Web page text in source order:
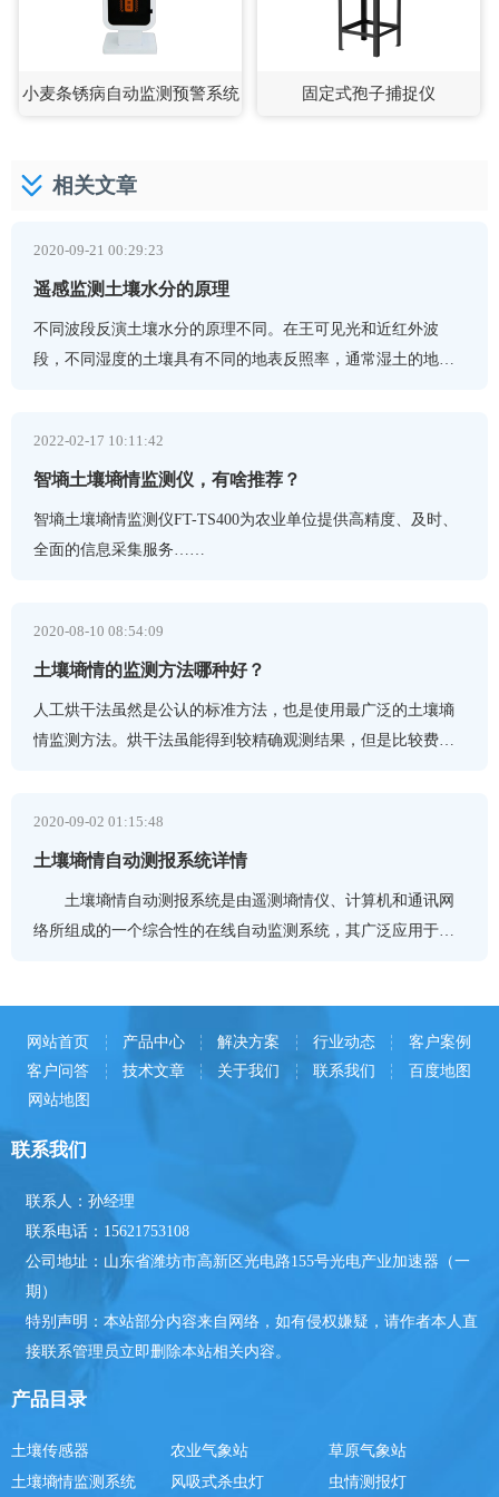
小麦条锈病自动监测预警系统 固定式孢子捕捉仪
相关文章
2020-09-21 00:29:23
遥感监测土壤水分的原理
不同波段反演土壤水分的原理不同。在王可见光和近红外波
段，不同湿度的土壤具有不同的地表反照率，通常湿土的地表
2022-02-17 10:11:42
智墒土壤墒情监测仪，有啥推荐？
智墒土壤墒情监测仪FT-TS400为农业单位提供高精度、及时、
全面的信息采集服务……
2020-08-10 08:54:09
土壤墒情的监测方法哪种好？
人工烘干法虽然是公认的标准方法，也是使用最广泛的土壤墒
情监测方法。烘干法虽能得到较精确观测结果，但是比较费工
2020-09-02 01:15:48
土壤墒情自动测报系统详情
土壤墒情自动测报系统是由遥测墒情仪、计算机和通讯网
络所组成的一个综合性的在线自动监测系统，其广泛应用于农
网站首页 产品中心 解决方案 行业动态
客户案例
客户问答
技术文章 关于我们 联系我们
百度地图
网站地图
联系我们
联系人：孙经理
联系电话：15621753108
公司地址：山东省潍坊市高新区光电路155号光电产业加速器（一
期）
特别声明：本站部分内容来自网络，如有侵权嫌疑，请作者本人直
接联系管理员立即删除本站相关内容。
产品目录
土壤传感器 农业气象站
草原气象站
土壤墒情监测系统
风吸式杀虫灯 虫情测报灯